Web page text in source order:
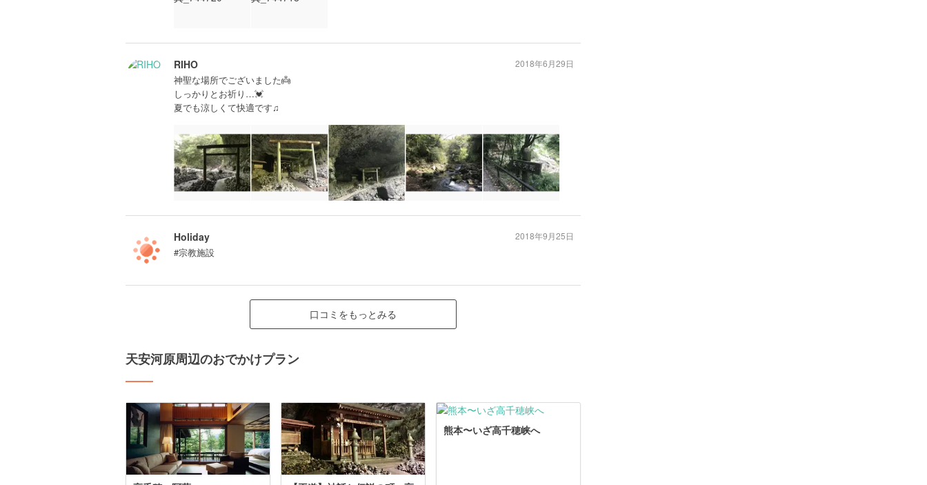
RIHO
神聖な場所でございました👼
しっかりとお祈り…💓
夏でも涼しくて快適です♫
2018年6月29日
Holiday
#宗教施設
2018年9月25日
口コミをもっとみる
天安河原周辺のおでかけプラン
熊本〜いざ高千穂峡へ